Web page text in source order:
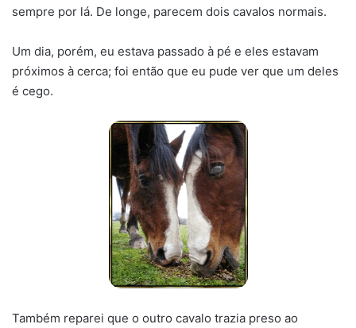
sempre por lá. De longe, parecem dois cavalos normais.
Um dia, porém, eu estava passado à pé e eles estavam
próximos à cerca; foi então que eu pude ver que um deles
é cego.
Também reparei que o outro cavalo trazia preso ao